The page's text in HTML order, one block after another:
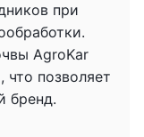
при
AgroKar
что позволяет
бренд.